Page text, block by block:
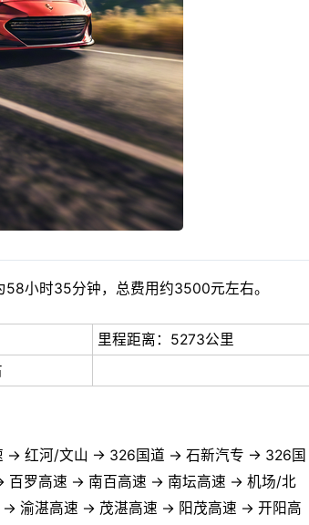
小时35分钟，总费用约3500元左右。
里程距离：5273公里
→ 红河/文山 → 326国道 → 石新汽专 → 326国
罗高速 → 南百高速 → 南坛高速 → 机场/北
渝湛高速 → 茂湛高速 → 阳茂高速 → 开阳高